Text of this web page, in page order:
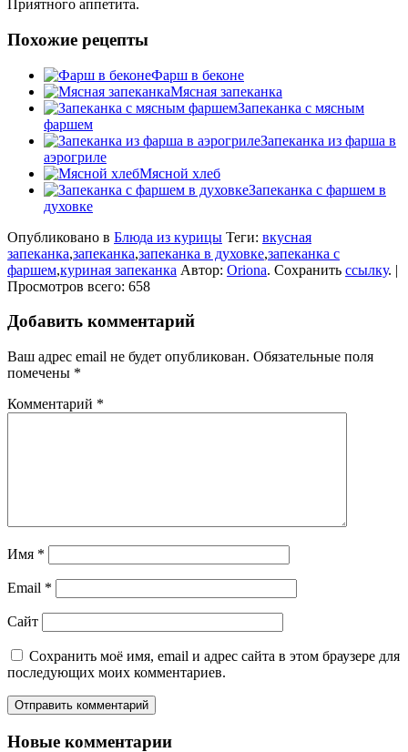
Приятного аппетита.
Похожие рецепты
Фарш в беконе
Мясная запеканка
Запеканка с мясным
фаршем
Запеканка из фарша в
аэрогриле
Мясной хлеб
Запеканка с фаршем в
духовке
Опубликовано в Блюда из курицы Теги: вкусная
запеканка,запеканка,запеканка в духовке,запеканка с
фаршем,куриная запеканка Автор: Oriona. Сохранить ссылку. |
Просмотров всего: 658
Добавить комментарий
Ваш адрес email не будет опубликован. Обязательные поля
помечены *
Комментарий *
Имя *
Email *
Сайт
Сохранить моё имя, email и адрес сайта в этом браузере для
последующих моих комментариев.
Новые комментарии